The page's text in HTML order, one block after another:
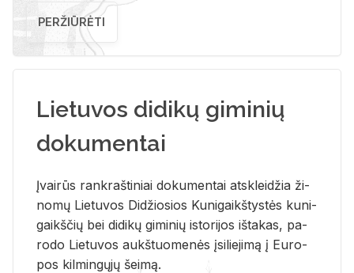
PERŽIŪRĖTI
Lietuvos didikų giminių
dokumentai
Įvai­rūs rank­raš­ti­niai do­ku­men­tai at­sklei­džia ži­
no­mų Lie­tu­vos Di­džio­sios Ku­ni­gaikš­tys­tės ku­ni­
gaikš­čių bei di­di­kų gi­mi­nių is­to­ri­jos iš­ta­kas, pa­
ro­do Lie­tu­vos aukš­tuo­me­nės įsi­lie­ji­mą į Eu­ro­
pos kil­min­gų­jų šei­mą.